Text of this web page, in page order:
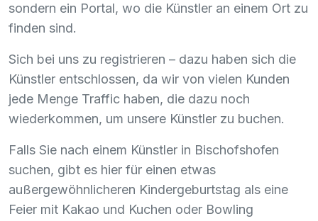
sondern ein Portal, wo die Künstler an einem Ort zu
finden sind.
Sich bei uns zu registrieren – dazu haben sich die
Künstler entschlossen, da wir von vielen Kunden
jede Menge Traffic haben, die dazu noch
wiederkommen, um unsere Künstler zu buchen.
Falls Sie nach einem Künstler in Bischofshofen
suchen, gibt es hier für einen etwas
außergewöhnlicheren Kindergeburtstag als eine
Feier mit Kakao und Kuchen oder Bowling